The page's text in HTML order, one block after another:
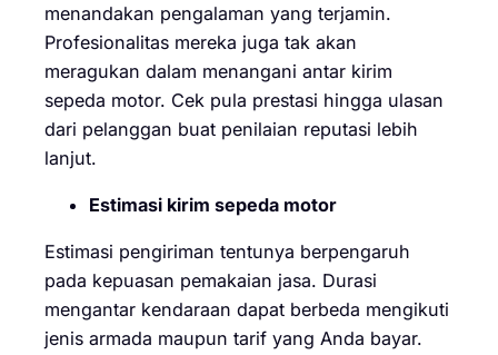
menandakan pengalaman yang terjamin.
Profesionalitas mereka juga tak akan
meragukan dalam menangani antar kirim
sepeda motor. Cek pula prestasi hingga ulasan
dari pelanggan buat penilaian reputasi lebih
lanjut.
Estimasi kirim sepeda motor
Estimasi pengiriman tentunya berpengaruh
pada kepuasan pemakaian jasa. Durasi
mengantar kendaraan dapat berbeda mengikuti
jenis armada maupun tarif yang Anda bayar.